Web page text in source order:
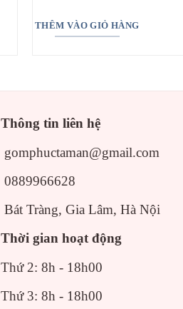
THÊM VÀO GIỎ HÀNG
Thông tin liên hệ
gomphuctaman@gmail.com
0889966628
Bát Tràng, Gia Lâm, Hà Nội
Thời gian hoạt động
Thứ 2: 8h - 18h00
Thứ 3: 8h - 18h00